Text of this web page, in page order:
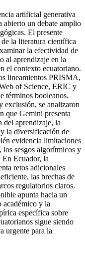
artificial generativa
abierto un debate amplio
El presente
la literatura científica
la efectividad de
al aprendizaje en la
el contexto ecuatoriano.
lineamientos PRISMA,
of Science, ERIC y
términos booleanos.
exclusión, se analizaron
que Gemini presenta
del aprendizaje, la
la diversificación de
evidencia limitaciones
sesgos algorítmicos y
En Ecuador, la
retos adicionales
las brechas de
regulatorios claros.
apunta hacia un
académico y la
específica sobre
sigue siendo
urgente para la